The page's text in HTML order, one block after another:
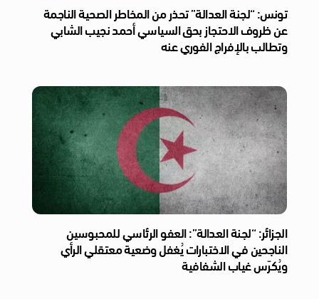
تونس: “لجنة العدالة” تحذر من المخاطر الصحية الناجمة
عن ظروف الاحتجاز بحق السياسي أحمد نجيب الشابي
وتطالب بالإفراج الفوري عنه
الجزائر: “لجنة العدالة”: العفو الرئاسي للمحبوسين
الناجحين في الاختبارات يُغفل وضعية معتقلي الرأي
ويُكرّس غياب الشفافية